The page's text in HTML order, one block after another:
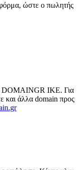
ώστε ο πωλητής
DOMAINGR ΙΚΕ. Για
και άλλα domain προς